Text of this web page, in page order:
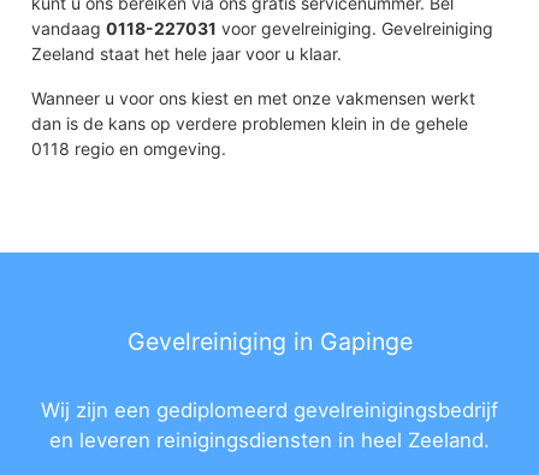
vandaag0118-227031 voor gevelreiniging. Gevelreiniging
Zeeland staat het hele jaar voor u klaar.
Wanneer u voor ons kiest en met onze vakmensen werkt
dan is de kans op verdere problemen klein in de gehele
0118 regio en omgeving.
Gevelreiniging in Gapinge
Wij zijn een gediplomeerd gevelreinigingsbedrijf
en leveren reinigingsdiensten in heel Zeeland.